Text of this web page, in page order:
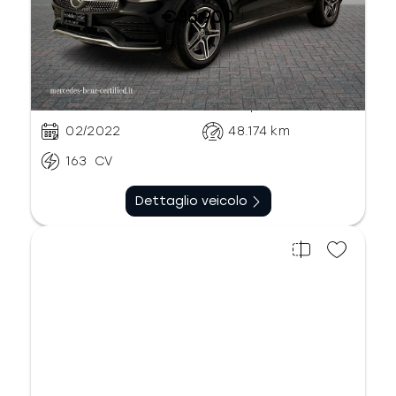
€35.900
Diesel
Automatico
sequenziale
02/2022
48.174 km
163
CV
Dettaglio veicolo